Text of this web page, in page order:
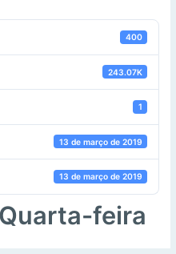
400
243.07K
1
13 de março de 2019
13 de março de 2019
feira